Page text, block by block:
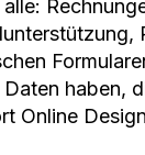
alle:
Daten haben,
Online